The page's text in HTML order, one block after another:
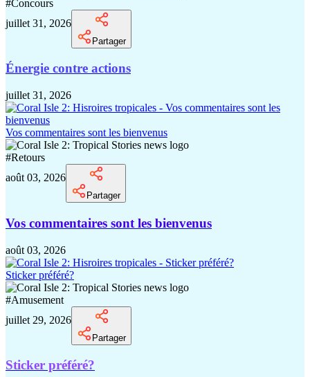
#Concours
juillet 31, 2026
Partager
Énergie contre actions
juillet 31, 2026
Vos commentaires sont les bienvenus
#Retours
août 03, 2026
Partager
Vos commentaires sont les bienvenus
août 03, 2026
Sticker préféré?
#Amusement
juillet 29, 2026
Partager
Sticker préféré?